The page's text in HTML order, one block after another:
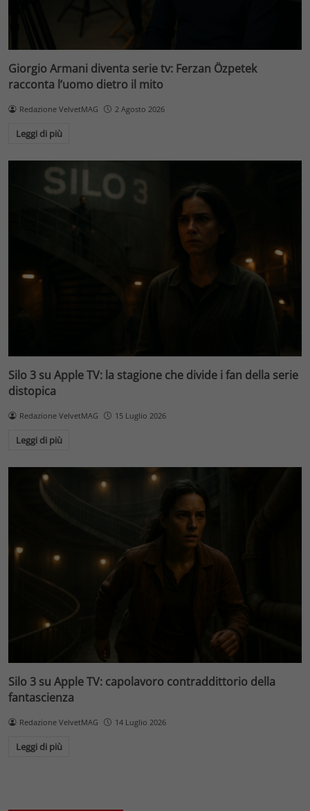
Giorgio Armani diventa serie tv: Ferzan Özpetek
racconta l’uomo dietro il mito
Redazione VelvetMAG 2 Agosto 2026
Leggi di più
Silo 3 su Apple TV: la stagione che divide i fan della serie
distopica
Redazione VelvetMAG 15 Luglio 2026
Leggi di più
Silo 3 su Apple TV: capolavoro contraddittorio della
fantascienza
Redazione VelvetMAG 14 Luglio 2026
Leggi di più